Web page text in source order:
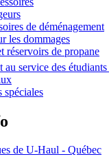
de déménagement
les dommages
réservoirs de propane
au service des
spéciales
de U-Haul - Québec